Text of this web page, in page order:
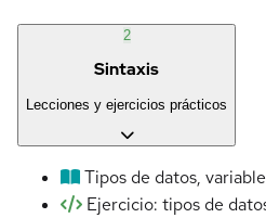
2
Sintaxis
Lecciones y ejercicios prácticos
Tipos de datos,
Ejercicio: tipos de